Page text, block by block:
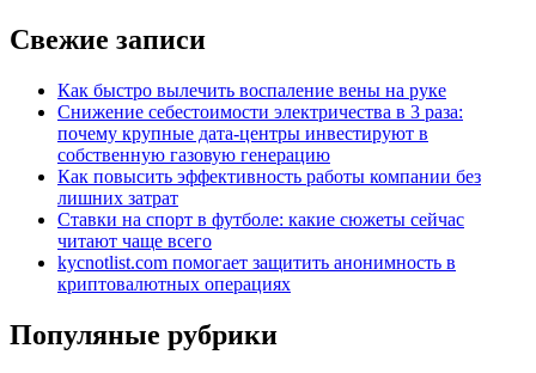
Свежие записи
Как быстро вылечить воспаление вены на руке
Снижение себестоимости электричества в 3 раза:
почему крупные дата-центры инвестируют в
собственную газовую генерацию
Как повысить эффективность работы компании без
лишних затрат
Ставки на спорт в футболе: какие сюжеты сейчас
читают чаще всего
kycnotlist.com помогает защитить анонимность в
криптовалютных операциях
Популяные рубрики